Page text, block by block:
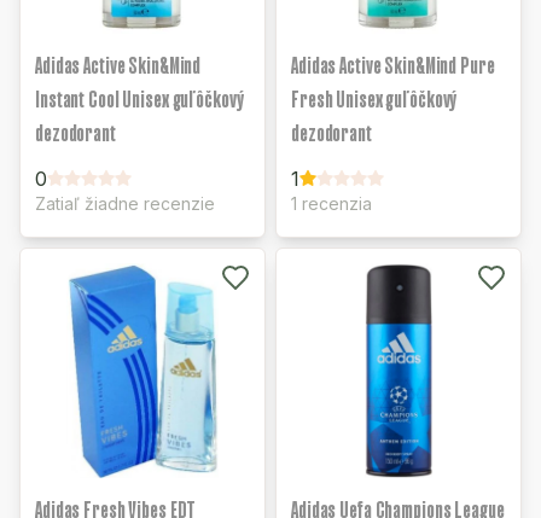
Adidas Active Skin&Mind
Instant Cool Unisex guľôčkový
dezodorant
0
Zatiaľ žiadne recenzie
Adidas Active Skin&Mind Pure
Fresh Unisex guľôčkový
dezodorant
1
1 recenzia
Adidas Fresh Vibes EDT Adidas Uefa Champions League